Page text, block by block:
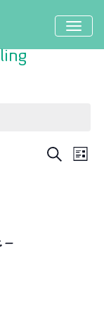
Search
Lijst
–